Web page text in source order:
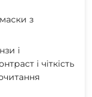
з
і
і чіткість